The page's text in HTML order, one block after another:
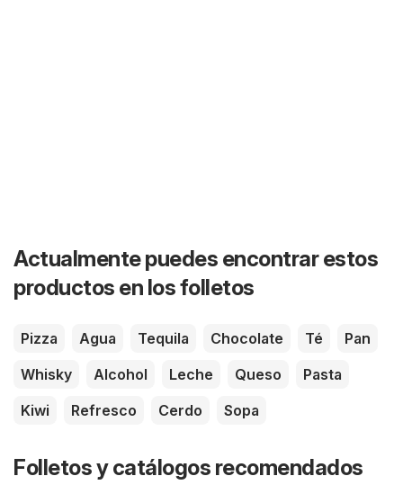
Actualmente puedes encontrar estos
productos en los folletos
Pizza Agua Tequila Chocolate Té
Pan
Whisky
Alcohol Leche Queso
Pasta
Kiwi
Refresco Cerdo Sopa
Folletos y catálogos recomendados